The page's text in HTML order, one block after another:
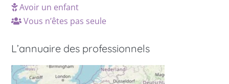
Avoir un enfant
Vous n’êtes pas seule
L’annuaire des professionnels